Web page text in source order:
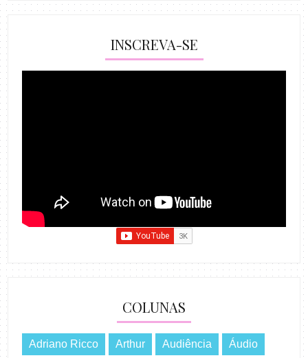
INSCREVA-SE
COLUNAS
Adriano Ricco Arthur Audiência Áudio